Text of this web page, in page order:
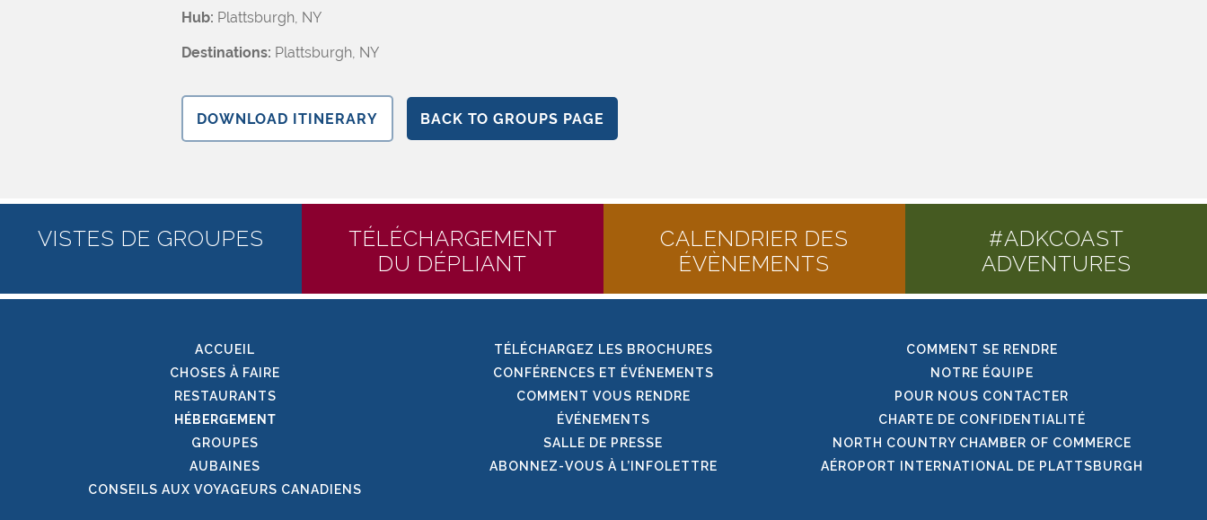
Hub: Plattsburgh, NY
Destinations: Plattsburgh, NY
DOWNLOAD ITINERARY BACK TO GROUPS PAGE
VISTES DE GROUPES
TÉLÉCHARGEMENT
DU DÉPLIANT
CALENDRIER DES
ÉVÈNEMENTS
#ADKCOAST
ADVENTURES
ACCUEIL
CHOSES À FAIRE
RESTAURANTS
HÉBERGEMENT
GROUPES
AUBAINES
CONSEILS AUX VOYAGEURS CANADIENS
TÉLÉCHARGEZ LES BROCHURES
CONFÉRENCES ET ÉVÉNEMENTS
COMMENT VOUS RENDRE
ÉVÉNEMENTS
SALLE DE PRESSE
ABONNEZ-VOUS À L’INFOLETTRE
COMMENT SE RENDRE
NOTRE ÉQUIPE
POUR NOUS CONTACTER
CHARTE DE CONFIDENTIALITÉ
NORTH COUNTRY CHAMBER OF COMMERCE
AÉROPORT INTERNATIONAL DE PLATTSBURGH